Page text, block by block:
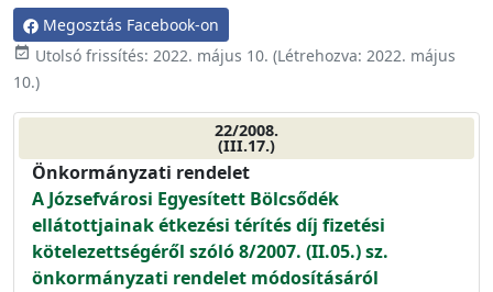
Megosztás Facebook-on
event_available Utolsó frissítés: 2022. május 10. (Létrehozva: 2022. május
10.)
22/2008.
(III.17.)
Önkormányzati rendelet
A Józsefvárosi Egyesített Bölcsődék
ellátottjainak étkezési térítés díj fizetési
kötelezettségéről szóló 8/2007. (II.05.) sz.
önkormányzati rendelet módosításáról